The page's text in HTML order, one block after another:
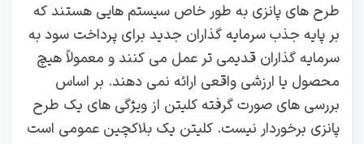
طرح‌ های پانزی به طور خاص سیستم‌ هایی هستند که
بر پایه جذب سرمایه‌ گذاران جدید برای پرداخت سود به
سرمایه‌ گذاران قدیمی‌ تر عمل می‌ کنند و معمولاً هیچ
محصول یا ارزشی واقعی ارائه نمی‌ دهند. بر اساس
بررسی‌ های صورت گرفته کلیتن از ویژگی‌ های یک طرح
پانزی برخوردار نیست. کلیتن یک بلاکچین عمومی است